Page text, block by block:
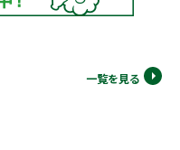
一覧を見る